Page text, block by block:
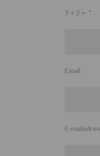
3 + 2 = *
Email
E-mailadres